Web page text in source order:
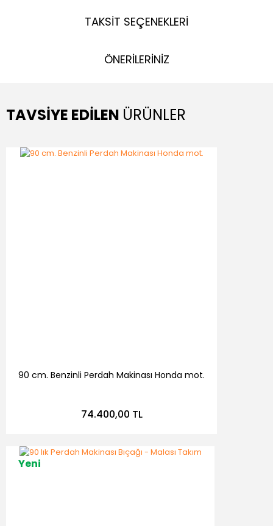
TAKSİT SEÇENEKLERİ
ÖNERİLERİNİZ
TAVSİYE EDİLEN ÜRÜNLER
90 cm. Benzinli Perdah Makinası Honda mot.
74.400,00 TL
Yeni